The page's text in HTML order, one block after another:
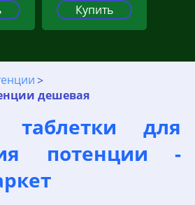
Купить
дешевая
таблетки для
потенции -